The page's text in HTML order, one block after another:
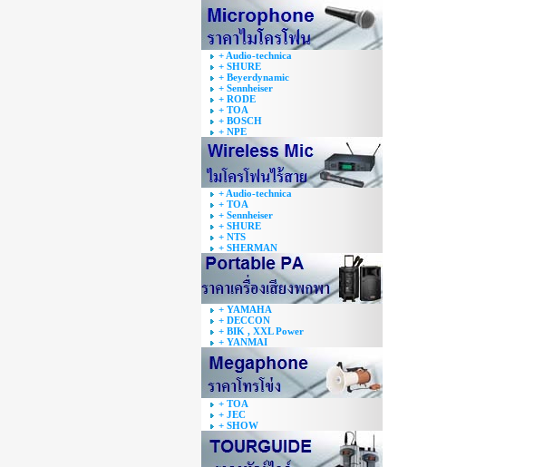
+ Audio-technica
+ SHURE
+ Beyerdynamic
+ Sennheiser
+ RODE
+ TOA
+ BOSCH
+ NPE
+ Audio-technica
+ TOA
+ Sennheiser
+ SHURE
+ NTS
+ SHERMAN
+ YAMAHA
+ DECCON
+ BIK , XXL Power
+ YANMAI
+ TOA
+ JEC
+ SHOW